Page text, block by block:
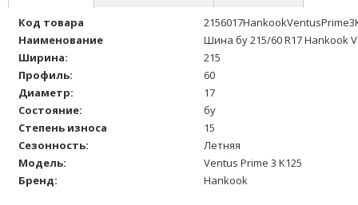
Код товара
Наименование
Шина бу 215/60 R17 Hankook
Ширина:
215
Профиль:
60
Диаметр:
17
Состояние:
бу
Степень износа
15
Сезонность:
Летняя
Модель:
Ventus Prime 3 K125
Бренд:
Hankook